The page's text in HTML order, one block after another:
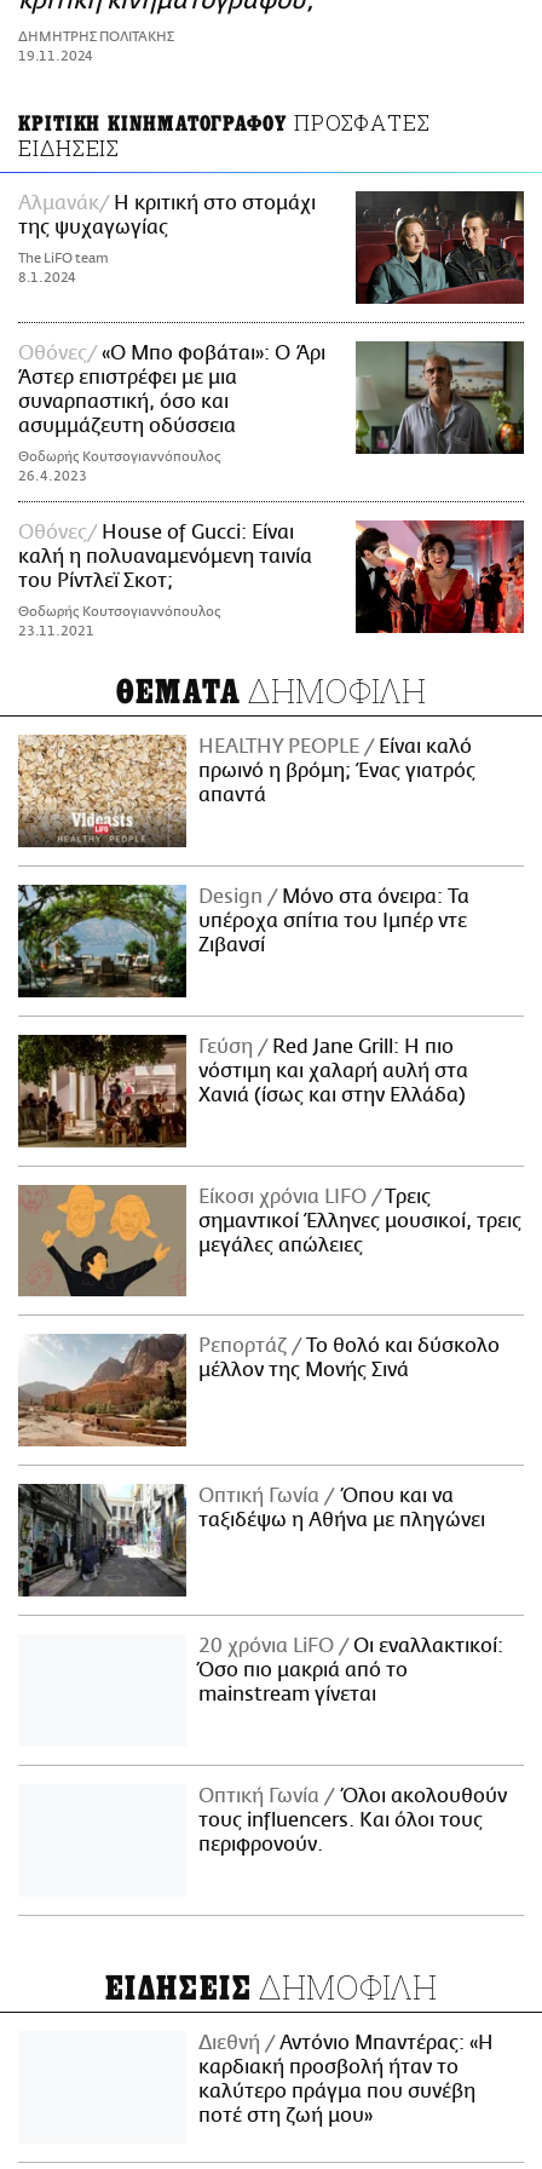
ΑΜΠΑ
PRINT
ΔΗΜΗΤΡΗΣ ΠΟΛΙΤΑΚΗΣ
19.11.2024
ΚΡΙΤΙΚΗ ΚΙΝΗΜΑΤΟΓΡΑΦΟΥ ΠΡΟΣΦΑΤΕΣ
ΕΙΔΗΣΕΙΣ
Αλμανάκ
Η κριτική στο στομάχι
της ψυχαγωγίας
The LiFO team
8.1.2024
Οθόνες
«Ο Μπο φοβάται»: Ο Άρι
Άστερ επιστρέφει με μια
συναρπαστική, όσο και
ασυμμάζευτη οδύσσεια
Θοδωρής Κουτσογιαννόπουλος
26.4.2023
Οθόνες
House of Gucci: Είναι
καλή η πολυαναμενόμενη ταινία
του Ρίντλεϊ Σκοτ;
Θοδωρής Κουτσογιαννόπουλος
23.11.2021
ΘΕΜΑΤΑ ΔΗΜΟΦΙΛΗ
HEALTHY PEOPLE
Είναι καλό
πρωινό η βρόμη; Ένας γιατρός
απαντά
Design
Μόνο στα όνειρα: Τα
υπέροχα σπίτια του Ιμπέρ ντε
Ζιβανσί
Γεύση
Red Jane Grill: Η πιο
νόστιμη και χαλαρή αυλή στα
Χανιά (ίσως και στην Ελλάδα)
Είκοσι χρόνια LIFO
Tρεις
σημαντικοί Έλληνες μουσικοί, τρεις
μεγάλες απώλειες
Ρεπορτάζ
Το θολό και δύσκολο
μέλλον της Μονής Σινά
Οπτική Γωνία
Όπου και να
ταξιδέψω η Αθήνα με πληγώνει
20 χρόνια LiFO
Οι εναλλακτικοί:
Όσο πιο μακριά από το
mainstream γίνεται
Οπτική Γωνία
Όλοι ακολουθούν
τους influencers. Και όλοι τους
περιφρονούν.
ΕΙΔΗΣΕΙΣ ΔΗΜΟΦΙΛΗ
Διεθνή
Αντόνιο Μπαντέρας: «Η
καρδιακή προσβολή ήταν το
καλύτερο πράγμα που συνέβη
ποτέ στη ζωή μου»